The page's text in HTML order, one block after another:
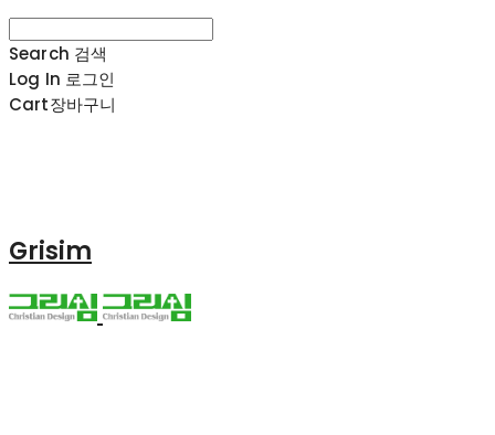
Search 검색
Log In 로그인
Cart장바구니
Grisim